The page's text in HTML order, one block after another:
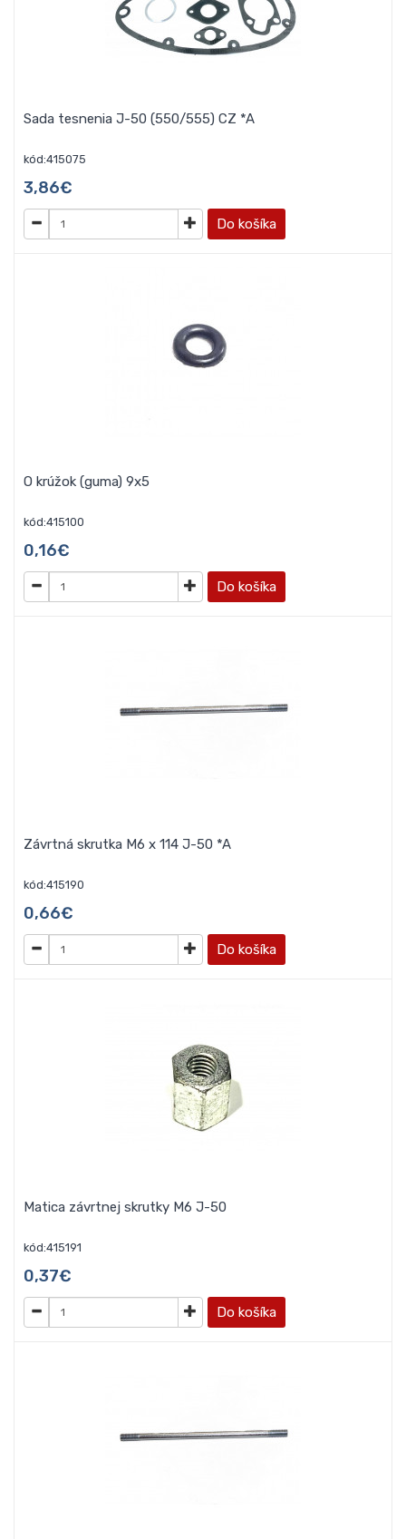
Sada tesnenia J-50 (550/555) CZ *A
kód:415075
3,86€
Do košíka
O krúžok (guma) 9x5
kód:415100
0,16€
Do košíka
Závrtná skrutka M6 x 114 J-50 *A
kód:415190
0,66€
Do košíka
Matica závrtnej skrutky M6 J-50
kód:415191
0,37€
Do košíka